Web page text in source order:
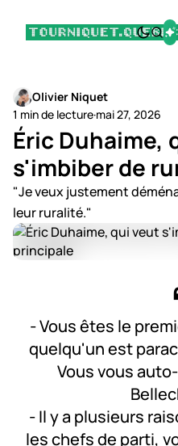
Olivier Niquet
1 min de lecture·mai 27, 2026
Éric Duhaime,
s'imbiber de
"Je veux justement
leur ruralité."
- Vous êtes le
quelqu'un est
Vous vous
- Il y a plusieurs
les chefs de parti,